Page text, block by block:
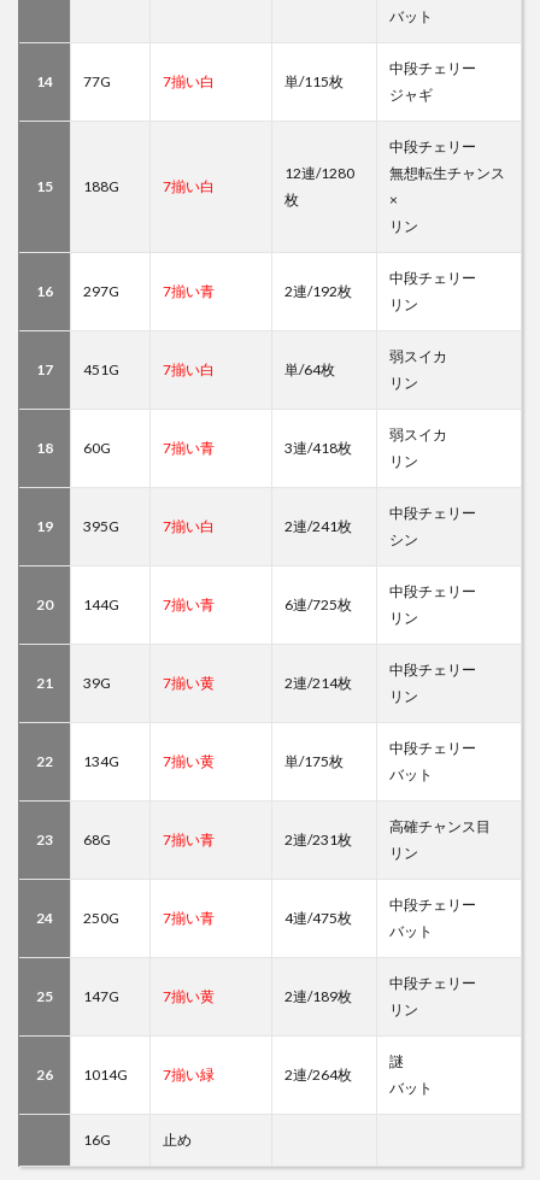
バット
14 77G 7揃い白 単/115枚
中段チェリー
ジャギ
15 188G 7揃い白
12連/1280
枚
中段チェリー
無想転生チャンス
×
リン
16 297G 7揃い青 2連/192枚
中段チェリー
リン
17 451G 7揃い白 単/64枚
弱スイカ
リン
18 60G 7揃い青 3連/418枚
弱スイカ
リン
19 395G 7揃い白 2連/241枚
中段チェリー
シン
20 144G 7揃い青 6連/725枚
中段チェリー
リン
21 39G 7揃い黄 2連/214枚
中段チェリー
リン
22 134G 7揃い黄 単/175枚
中段チェリー
バット
23 68G 7揃い青 2連/231枚
高確チャンス目
リン
24 250G 7揃い青 4連/475枚
中段チェリー
バット
25 147G 7揃い黄 2連/189枚
中段チェリー
リン
26 1014G 7揃い緑 2連/264枚
謎
バット
16G 止め